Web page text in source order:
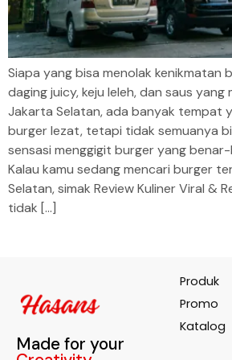
Siapa yang bisa menolak kenikmatan
daging juicy, keju leleh, dan saus yang
Jakarta Selatan, ada banyak tempat
burger lezat, tetapi tidak semuanya
sensasi menggigit burger yang
Kalau kamu sedang mencari burger
Selatan, simak Review Kuliner Viral &
tidak […]
Made for your
Produk
Promo
Katalog